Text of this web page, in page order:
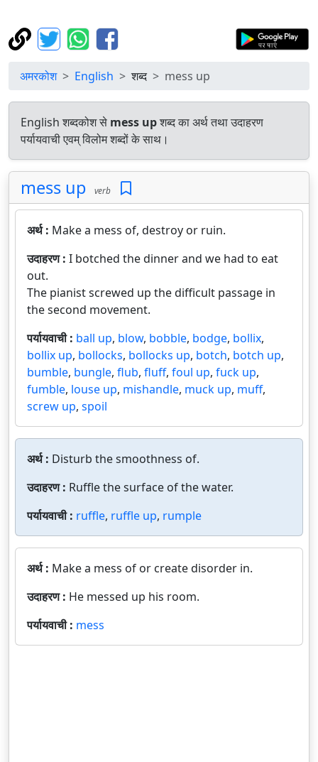
अमरकोश English शब्द mess up
English शब्दकोश से mess upशब्द का अर्थ तथा उदाहरण
पर्यायवाची एवम् विलोम शब्दों के साथ।
mess up verb
अर्थ : Make a mess of, destroy or ruin.
उदाहरण : I botched the dinner and we had to eat
out.
The pianist screwed up the difficult passage in
the second movement.
पर्यायवाची : ball up, blow, bobble, bodge, bollix,
bollix up, bollocks, bollocks up, botch, botch up,
bumble, bungle, flub, fluff, foul up, fuck up,
fumble, louse up, mishandle, muck up, muff,
screw up, spoil
अर्थ : Disturb the smoothness of.
उदाहरण : Ruffle the surface of the water.
पर्यायवाची : ruffle, ruffle up, rumple
अर्थ : Make a mess of or create disorder in.
उदाहरण : He messed up his room.
पर्यायवाची : mess